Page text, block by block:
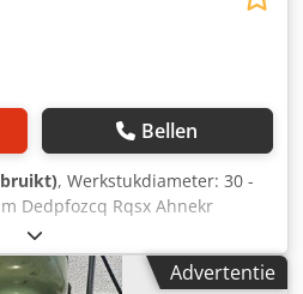
Bellen
, Werkstukdiameter: 30 -
Dedpfozcq Rqsx Ahnekr
1 - 30 mm
ruimte ca. 0,5 x 0,5 x
slijpstenen
Advertentie